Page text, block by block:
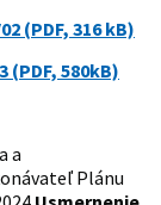
(PDF, 316 kB)
(PDF, 580kB)
a
Plánu